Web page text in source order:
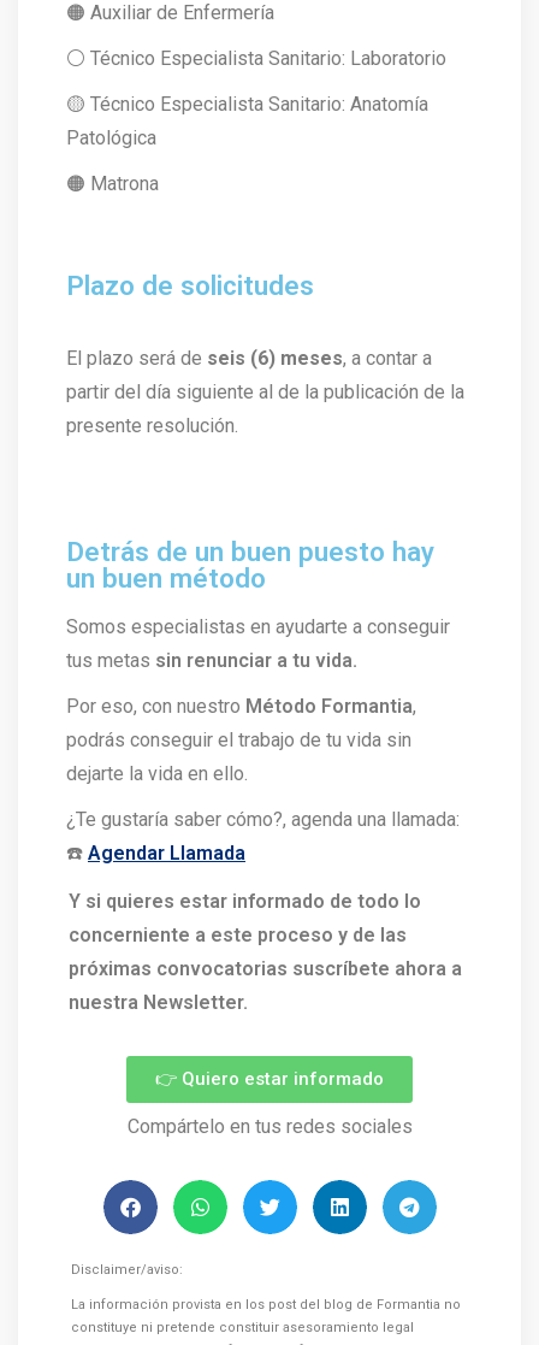
🟠 Auxiliar de Enfermería
⚪ Técnico Especialista Sanitario: Laboratorio
🟡 Técnico Especialista Sanitario: Anatomía
Patológica
🟠 Matrona
Plazo de solicitudes
El plazo será de seis (6) meses, a contar a
partir del día siguiente al de la publicación de la
presente resolución.
Detrás de un buen puesto hay
un buen método
Somos especialistas en ayudarte a conseguir
tus metas sin renunciar a tu vida.
Por eso, con nuestro Método Formantia,
podrás conseguir el trabajo de tu vida sin
dejarte la vida en ello.
¿Te gustaría saber cómo?, agenda una llamada:
☎️ Agendar Llamada
Y si quieres estar informado de todo lo
concerniente a este proceso y de las
próximas convocatorias suscríbete ahora a
nuestra Newsletter.
👉 Quiero estar informado
Compártelo en tus redes sociales
Disclaimer/aviso:
La información provista en los post del blog de Formantia no
constituye ni pretende constituir asesoramiento legal